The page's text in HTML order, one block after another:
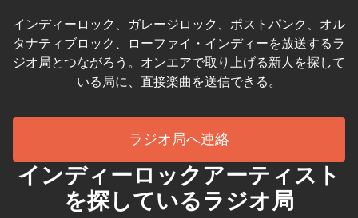
インディーロック、ガレージロック、ポストパンク、オル
タナティブロック、ローファイ・インディーを放送するラ
ジオ局とつながろう。オンエアで取り上げる新人を探して
いる局に、直接楽曲を送信できる。
ラジオ局へ連絡
インディーロックアーティスト
を探しているラジオ局